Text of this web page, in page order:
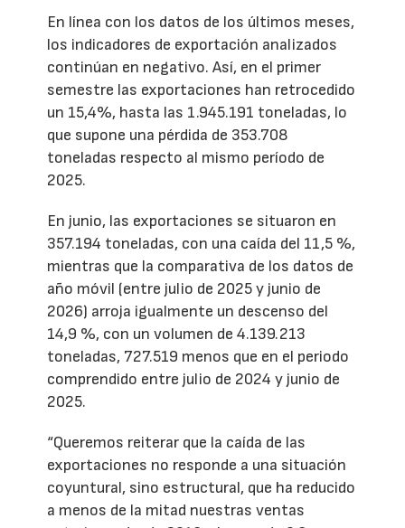
En línea con los datos de los últimos meses,
los indicadores de exportación analizados
continúan en negativo. Así, en el primer
semestre las exportaciones han retrocedido
un 15,4%, hasta las 1.945.191 toneladas, lo
que supone una pérdida de 353.708
toneladas respecto al mismo período de
2025.
En junio, las exportaciones se situaron en
357.194 toneladas, con una caída del 11,5 %,
mientras que la comparativa de los datos de
año móvil (entre julio de 2025 y junio de
2026) arroja igualmente un descenso del
14,9 %, con un volumen de 4.139.213
toneladas, 727.519 menos que en el periodo
comprendido entre julio de 2024 y junio de
2025.
“Queremos reiterar que la caída de las
exportaciones no responde a una situación
coyuntural, sino estructural, que ha reducido
a menos de la mitad nuestras ventas